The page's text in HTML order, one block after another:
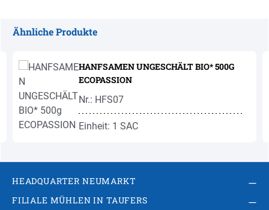
Ähnliche Produkte
HANFSAMEN UNGESCHÄLT BIO* 500G
ECOPASSION
Nr.: HFS07
Einheit: 1 SAC
HEADQUARTER NEUMARKT
FILIALE MÜHLEN IN TAUFERS